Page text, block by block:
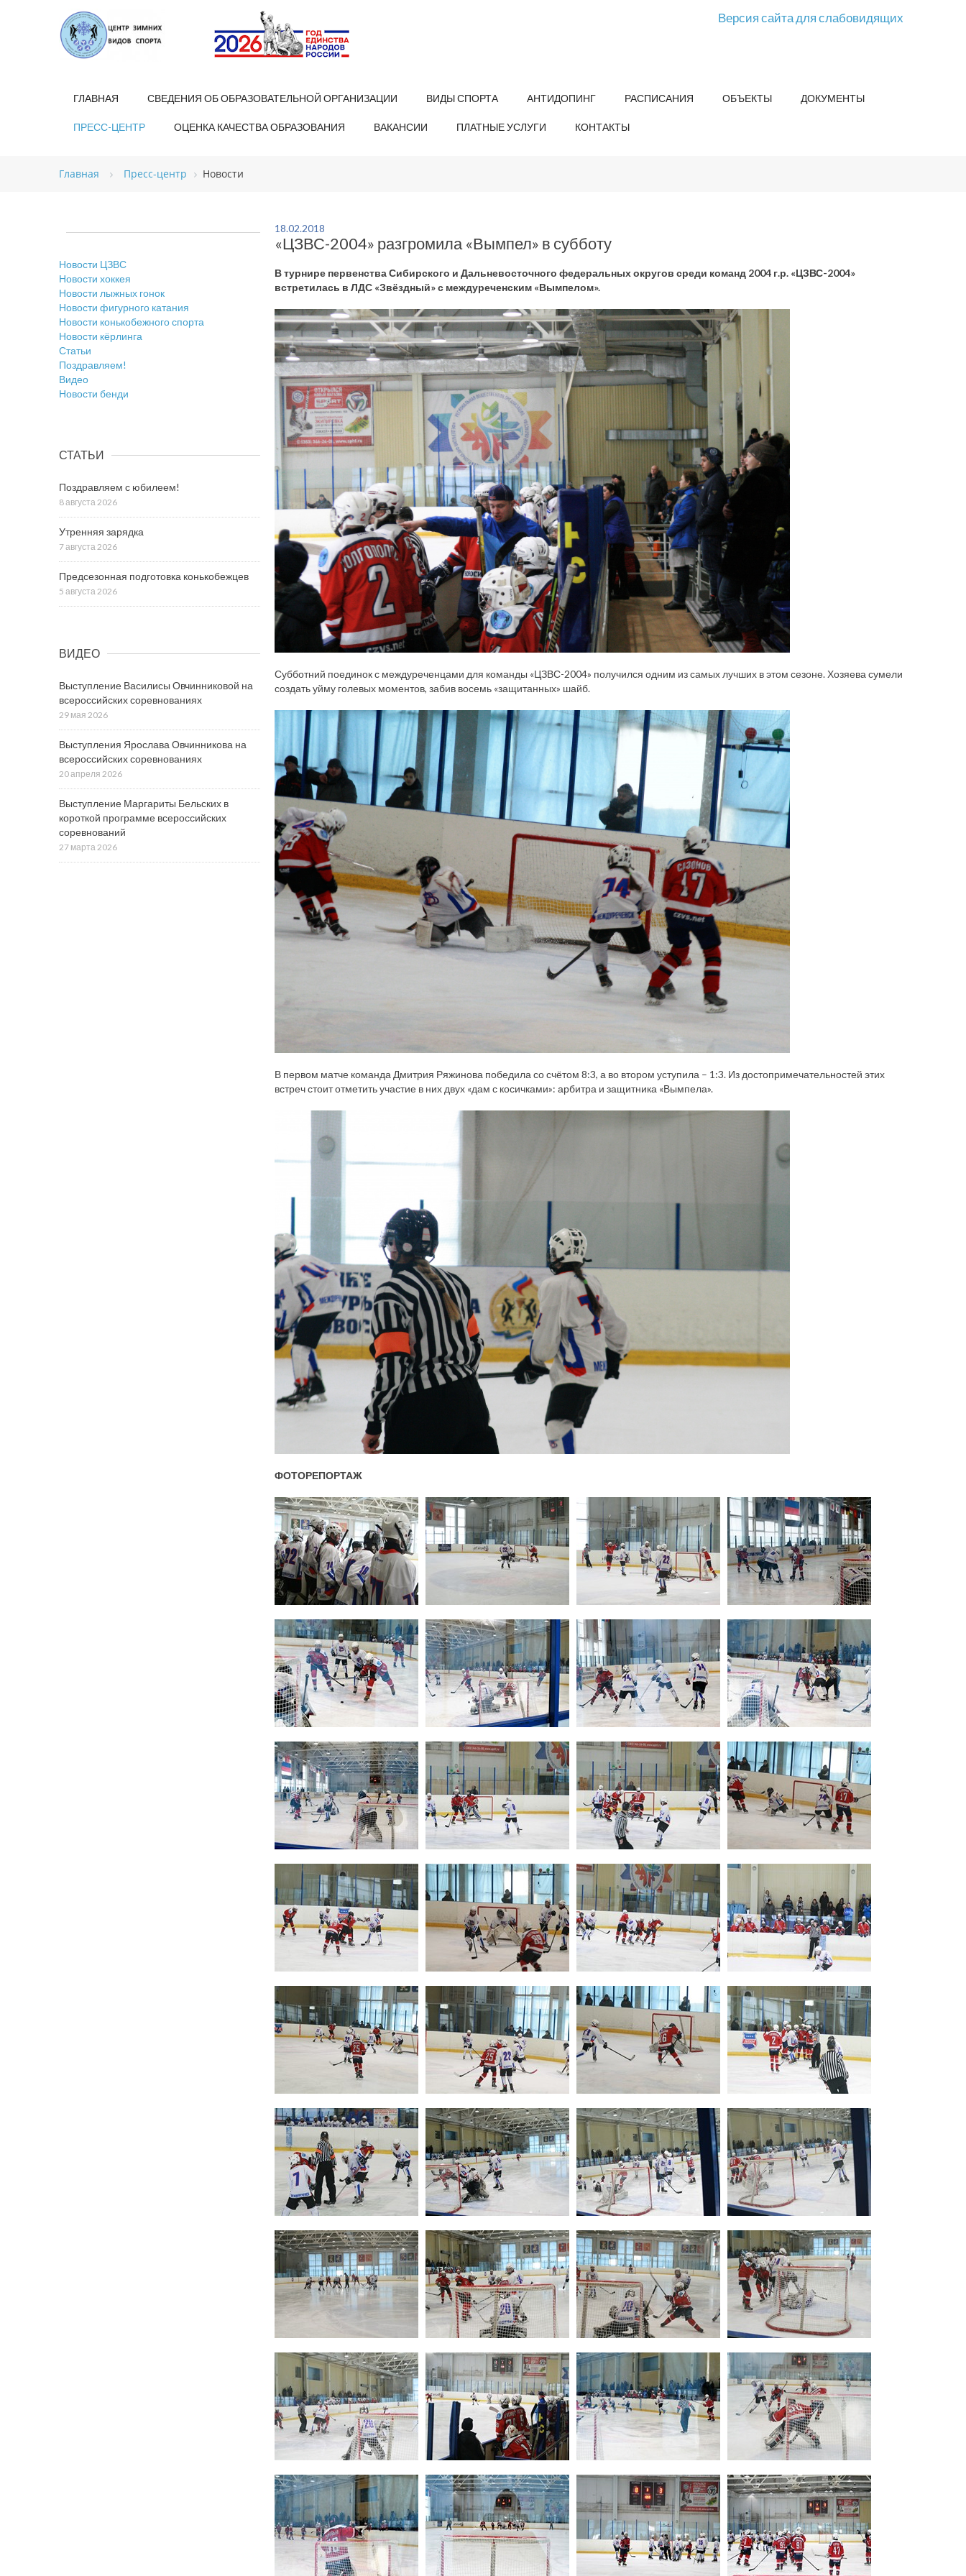
Версия сайта для слабовидящих
ГЛАВНАЯ СВЕДЕНИЯ ОБ ОБРАЗОВАТЕЛЬНОЙ ОРГАНИЗАЦИИ ВИДЫ СПОРТА АНТИДОПИНГ РАСПИСАНИЯ ОБЪЕКТЫ ДОКУМЕНТЫ
ПРЕСС-ЦЕНТР ОЦЕНКА КАЧЕСТВА ОБРАЗОВАНИЯ ВАКАНСИИ ПЛАТНЫЕ УСЛУГИ КОНТАКТЫ
Главная Пресс-центр Новости
18.02.2018
«ЦЗВС-2004» разгромила «Вымпел» в субботу
В турнире первенства Сибирского и Дальневосточного федеральных округов среди команд 2004 г.р. «ЦЗВС-2004»
встретилась в ЛДС «Звёздный» с междуреченским «Вымпелом».
Субботний поединок с междуреченцами для команды «ЦЗВС-2004» получился одним из самых лучших в этом сезоне. Хозяева сумели
создать уйму голевых моментов, забив восемь «защитанных» шайб.
В первом матче команда Дмитрия Ряжинова победила со счётом 8:3, а во втором уступила – 1:3. Из достопримечательностей этих
встреч стоит отметить участие в них двух «дам с косичками»: арбитра и защитника «Вымпела».
ФОТОРЕПОРТАЖ
Новости ЦЗВС
Новости хоккея
Новости лыжных гонок
Новости фигурного катания
Новости конькобежного спорта
Новости кёрлинга
Статьи
Поздравляем!
Видео
Новости бенди
СТАТЬИ
Поздравляем с юбилеем!
8 августа 2026
Утренняя зарядка
7 августа 2026
Предсезонная подготовка конькобежцев
5 августа 2026
ВИДЕО
Выступление Василисы Овчинниковой на
всероссийских соревнованиях
29 мая 2026
Выступления Ярослава Овчинникова на
всероссийских соревнованиях
20 апреля 2026
Выступление Маргариты Бельских в
короткой программе всероссийских
соревнований
27 марта 2026